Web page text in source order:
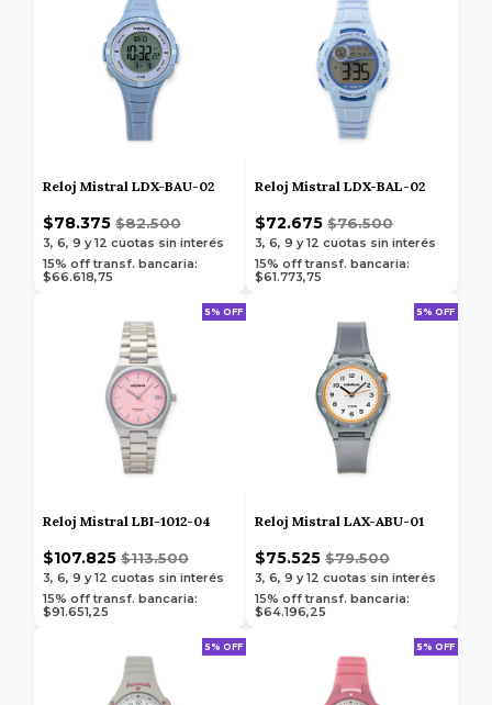
Reloj Mistral LDX-BAU-02
$78.375 $82.500
3, 6, 9 y 12 cuotas sin interés
15% off transf. bancaria:
$66.618,75
Reloj Mistral LDX-BAL-02
$72.675 $76.500
3, 6, 9 y 12 cuotas sin interés
15% off transf. bancaria:
$61.773,75
5% OFF
Reloj Mistral LBI-1012-04
$107.825 $113.500
3, 6, 9 y 12 cuotas sin interés
15% off transf. bancaria:
$91.651,25
5% OFF
Reloj Mistral LAX-ABU-01
$75.525 $79.500
3, 6, 9 y 12 cuotas sin interés
15% off transf. bancaria:
$64.196,25
5% OFF 5% OFF